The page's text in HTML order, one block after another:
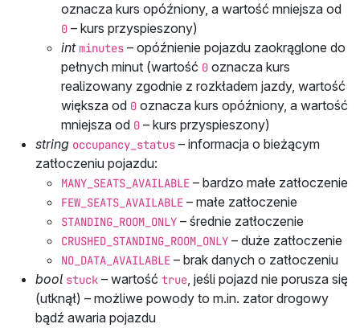
oznacza kurs opóźniony, a wartość mniejsza od
0 – kurs przyspieszony)
int minutes – opóźnienie pojazdu zaokrąglone do
pełnych minut (wartość 0 oznacza kurs
realizowany zgodnie z rozkładem jazdy, wartość
większa od 0 oznacza kurs opóźniony, a wartość
mniejsza od 0 – kurs przyspieszony)
string occupancy_status – informacja o bieżącym
zatłoczeniu pojazdu:
MANY_SEATS_AVAILABLE – bardzo małe zatłoczenie
FEW_SEATS_AVAILABLE – małe zatłoczenie
STANDING_ROOM_ONLY – średnie zatłoczenie
CRUSHED_STANDING_ROOM_ONLY – duże zatłoczenie
NO_DATA_AVAILABLE – brak danych o zatłoczeniu
bool stuck – wartość true, jeśli pojazd nie porusza się
(utknął) – możliwe powody to m.in. zator drogowy
bądź awaria pojazdu